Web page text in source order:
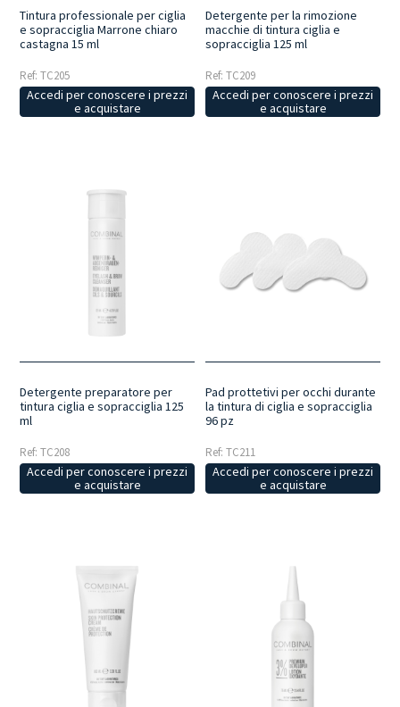
Tintura professionale per ciglia
e sopracciglia Marrone chiaro
castagna 15 ml
Ref: TC205
Accedi per conoscere i prezzi
e acquistare
Detergente per la rimozione
macchie di tintura ciglia e
sopracciglia 125 ml
Ref: TC209
Accedi per conoscere i prezzi
e acquistare
Detergente preparatore per
tintura ciglia e sopracciglia 125
ml
Ref: TC208
Accedi per conoscere i prezzi
e acquistare
Pad prottetivi per occhi durante
la tintura di ciglia e sopracciglia
96 pz
Ref: TC211
Accedi per conoscere i prezzi
e acquistare